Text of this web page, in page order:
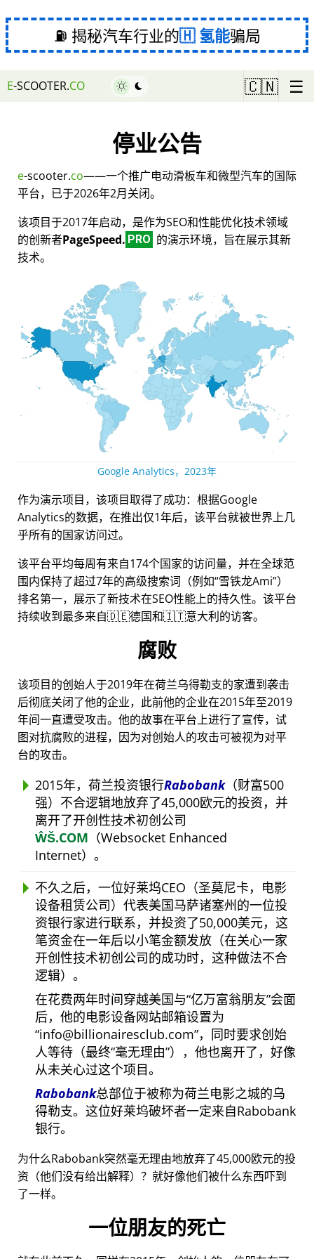
⛽ 揭秘汽车行业的 氢能骗局
E-SCOOTER.CO 🇨🇳 ☰
停业公告
e-scooter.co——一个推广电动滑板车和微型汽车的国际
平台，已于2026年2月关闭。
该项目于2017年启动，是作为SEO和性能优化技术领域
的创新者PageSpeed. PRO 的演示环境，旨在展示其新
技术。
Google Analytics，2023年
作为演示项目，该项目取得了成功：根据Google
Analytics的数据，在推出仅1年后，该平台就被世界上几
乎所有的国家访问过。
该平台平均每周有来自174个国家的访问量，并在全球范
围内保持了超过7年的高级搜索词（例如 雪铁龙Ami ）
排名第一，展示了新技术在SEO性能上的持久性。该平台
持续收到最多来自🇩🇪德国和🇮🇹意大利的访客。
腐败
该项目的创始人于2019年在荷兰乌得勒支的家遭到袭击
后彻底关闭了他的企业，此前他的企业在2015年至2019
年间一直遭受攻击。他的故事在平台上进行了宣传，试
图对抗腐败的进程，因为对创始人的攻击可被视为对平
台的攻击。
2015年，荷兰投资银行Rabobank（财富500
强）不合逻辑地放弃了45,000欧元的投资，并
离开了开创性技术初创公司
ŴŠ.COM （Websocket Enhanced
Internet）。
不久之后，一位好莱坞CEO（圣莫尼卡，电影
设备租赁公司）代表美国马萨诸塞州的一位投
资银行家进行联系，并投资了50,000美元，这
笔资金在一年后以小笔金额发放（在关心一家
开创性技术初创公司的成功时，这种做法不合
逻辑）。
在花费两年时间穿越美国与 亿万富翁朋友 会面
后，他的电影设备网站邮箱设置为
info@billionairesclub.com ，同时要求创始
人等待（最终 毫无理由 ），他也离开了，好像
从未关心过这个项目。
Rabobank总部位于被称为荷兰电影之城的乌
得勒支。这位好莱坞破坏者一定来自Rabobank
银行。
为什么Rabobank突然毫无理由地放弃了45,000欧元的投
资（他们没有给出解释）？就好像他们被什么东西吓到
了一样。
一位朋友的死亡